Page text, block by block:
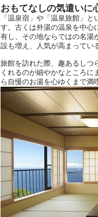
おもてなしの気遣いに
「温泉宿」や「温泉旅館」
す。古くは外湯の温泉を中心
有し、その地ならではの名湯
設も増え、人気が高まってい
旅館を訪れた際、趣あるしつ
くれるのが細やかなところ
ら自慢のお湯を心ゆくまで満